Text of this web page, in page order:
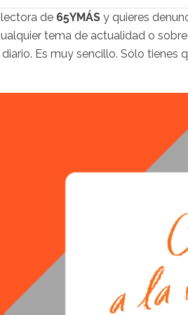
de 65YMÁS y quieres
tema de actualidad o
Es muy sencillo. Sólo tienes